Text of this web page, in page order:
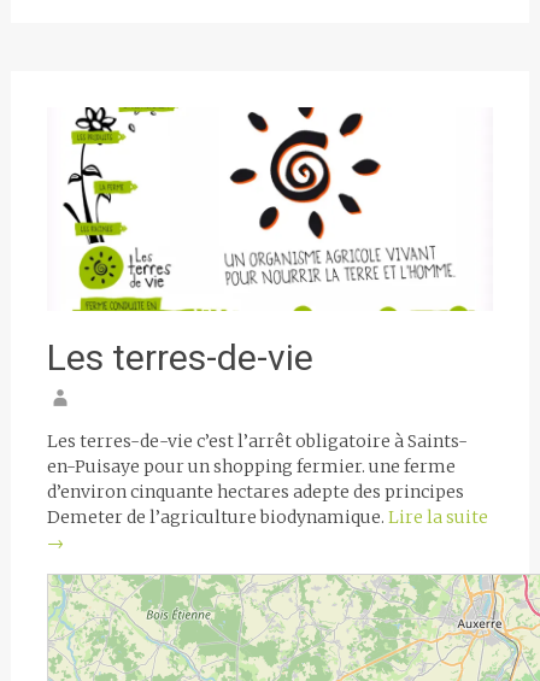
Les terres-de-vie
Les terres-de-vie c’est l’arrêt obligatoire à Saints-
en-Puisaye pour un shopping fermier. une ferme
d’environ cinquante hectares adepte des principes
Demeter de l’agriculture biodynamique. Lire la suite
→